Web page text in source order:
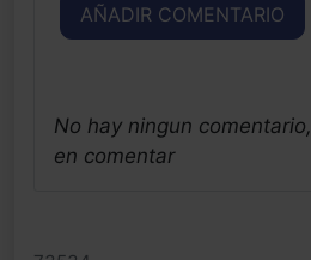
AÑADIR COMENTARIO
No hay ningun
en comentar